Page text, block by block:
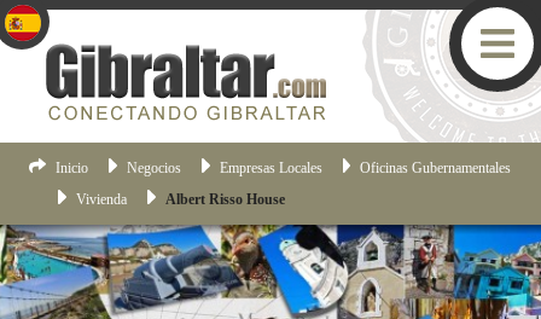
Inicio Negocios Empresas Locales
Oficinas Gubernamentales
Vivienda
Albert Risso House